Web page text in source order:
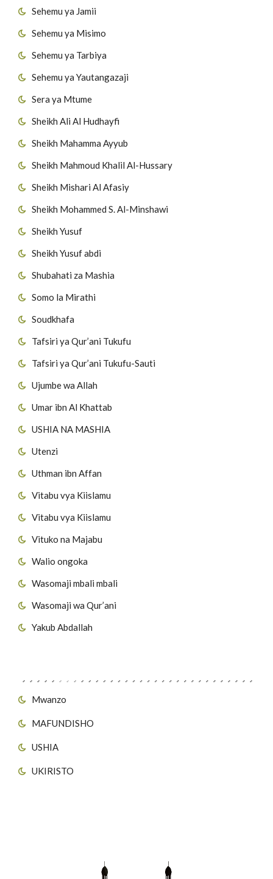
Sehemu ya Jamii
Sehemu ya Misimo
Sehemu ya Tarbiya
Sehemu ya Yautangazaji
Sera ya Mtume
Sheikh Ali Al Hudhayfi
Sheikh Mahamma Ayyub
Sheikh Mahmoud Khalil Al-Hussary
Sheikh Mishari Al Afasiy
Sheikh Mohammed S. Al-Minshawi
Sheikh Yusuf
Sheikh Yusuf abdi
Shubahati za Mashia
Somo la Mirathi
Soudkhafa
Tafsiri ya Qur’ani Tukufu
Tafsiri ya Qur’ani Tukufu-Sauti
Ujumbe wa Allah
Umar ibn Al Khattab
USHIA NA MASHIA
Utenzi
Uthman ibn Affan
Vitabu vya Kiislamu
Vitabu vya Kiislamu
Vituko na Majabu
Walio ongoka
Wasomaji mbali mbali
Wasomaji wa Qur’ani
Yakub Abdallah
Mwanzo
MAFUNDISHO
USHIA
UKIRISTO